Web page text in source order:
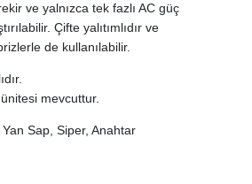
ve yalnızca tek fazlı AC güç
Çifte yalıtımlıdır ve
de kullanılabilir.
mevcuttur.
Sap, Siper, Anahtar